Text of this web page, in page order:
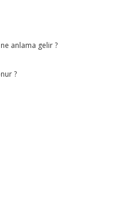
anlama gelir ?
?